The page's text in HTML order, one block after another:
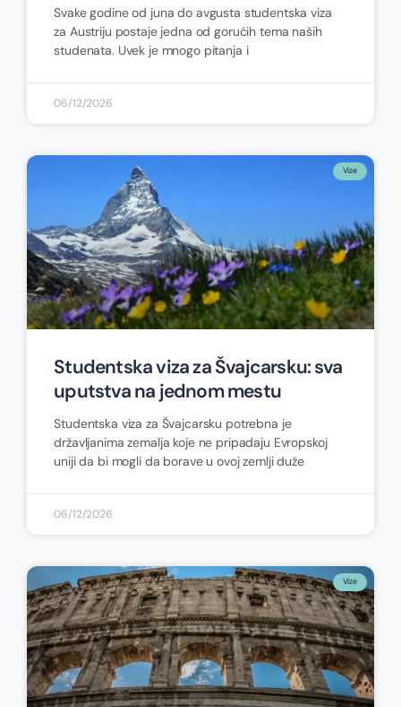
Svake godine od juna do avgusta studentska viza
za Austriju postaje jedna od gorućih tema naših
studenata. Uvek je mnogo pitanja i
06/12/2026
Vize
Studentska viza za Švajcarsku: sva
uputstva na jednom mestu
Studentska viza za Švajcarsku potrebna je
državljanima zemalja koje ne pripadaju Evropskoj
uniji da bi mogli da borave u ovoj zemlji duže
06/12/2026
Vize